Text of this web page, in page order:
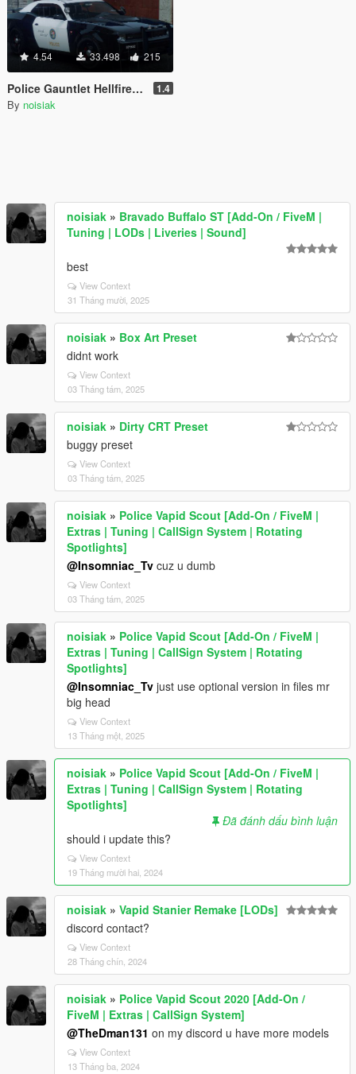
4.54 33.498 215
Police Gauntlet Hellfire [Add-On / FiveM | Unmarked | Extras | Tuning | CallSign System] 1.4
By noisiak
noisiak » Bravado Buffalo ST [Add-On / FiveM |
Tuning | LODs | Liveries | Sound]
best
View Context
31 Tháng mười, 2025
noisiak » Box Art Preset
didnt work
View Context
03 Tháng tám, 2025
noisiak » Dirty CRT Preset
buggy preset
View Context
03 Tháng tám, 2025
noisiak » Police Vapid Scout [Add-On / FiveM |
Extras | Tuning | CallSign System | Rotating
Spotlights]
@Insomniac_Tv cuz u dumb
View Context
03 Tháng tám, 2025
noisiak » Police Vapid Scout [Add-On / FiveM |
Extras | Tuning | CallSign System | Rotating
Spotlights]
@Insomniac_Tv just use optional version in files mr
big head
View Context
13 Tháng một, 2025
noisiak » Police Vapid Scout [Add-On / FiveM |
Extras | Tuning | CallSign System | Rotating
Spotlights]
Đã đánh dấu bình luận
should i update this?
View Context
19 Tháng mười hai, 2024
noisiak » Vapid Stanier Remake [LODs]
discord contact?
View Context
28 Tháng chín, 2024
noisiak » Police Vapid Scout 2020 [Add-On /
FiveM | Extras | CallSign System]
@TheDman131 on my discord u have more models
View Context
13 Tháng ba, 2024